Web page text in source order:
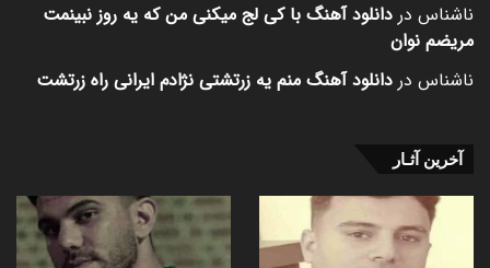
ناشناس در دانلود آهنگ با کی لج میکنی من که یه روز نبینمت
مریضم نوان
ناشناس در دانلود آهنگ منم یه زرتشتی نژادم ایرانی راه زرتشت
آخرین آثـار